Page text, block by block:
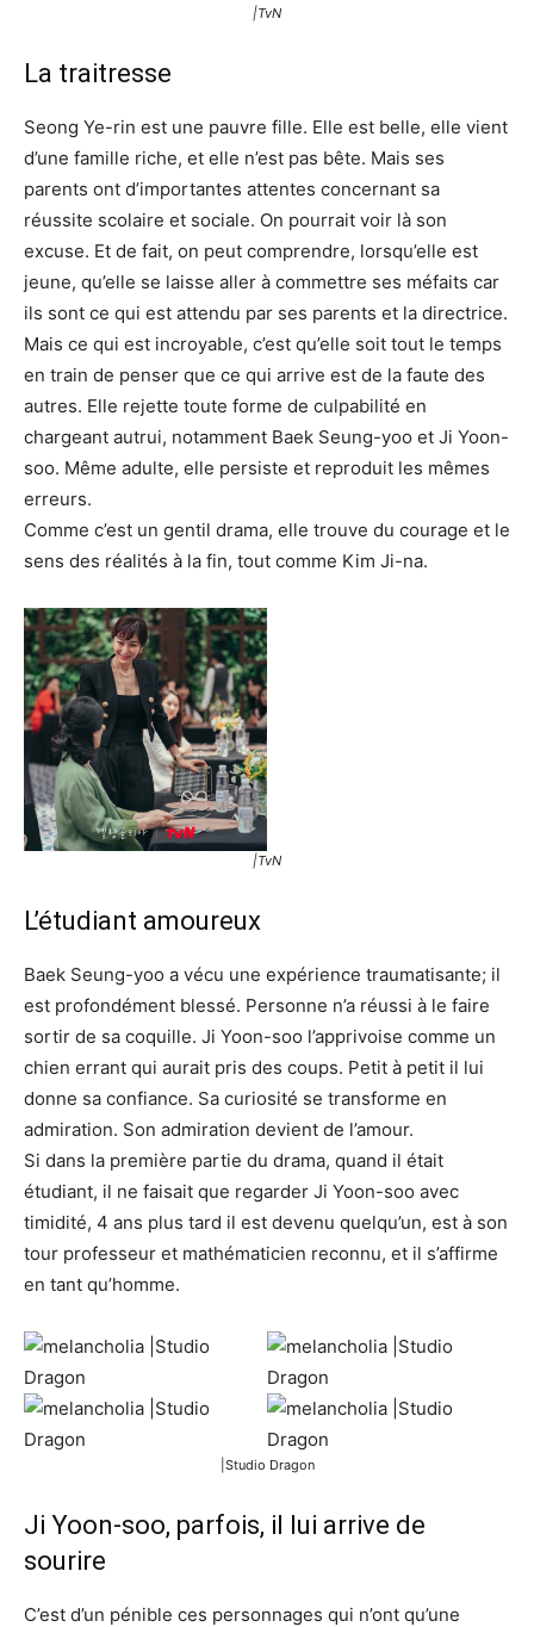
|TvN
La traitresse
Seong Ye-rin est une pauvre fille. Elle est belle, elle vient
d’une famille riche, et elle n’est pas bête. Mais ses
parents ont d’importantes attentes concernant sa
réussite scolaire et sociale. On pourrait voir là son
excuse. Et de fait, on peut comprendre, lorsqu’elle est
jeune, qu’elle se laisse aller à commettre ses méfaits car
ils sont ce qui est attendu par ses parents et la directrice.
Mais ce qui est incroyable, c’est qu’elle soit tout le temps
en train de penser que ce qui arrive est de la faute des
autres. Elle rejette toute forme de culpabilité en
chargeant autrui, notamment Baek Seung-yoo et Ji Yoon-
soo. Même adulte, elle persiste et reproduit les mêmes
erreurs.
Comme c’est un gentil drama, elle trouve du courage et le
sens des réalités à la fin, tout comme Kim Ji-na.
|TvN
L’étudiant amoureux
Baek Seung-yoo a vécu une expérience traumatisante; il
est profondément blessé. Personne n’a réussi à le faire
sortir de sa coquille. Ji Yoon-soo l’apprivoise comme un
chien errant qui aurait pris des coups. Petit à petit il lui
donne sa confiance. Sa curiosité se transforme en
admiration. Son admiration devient de l’amour.
Si dans la première partie du drama, quand il était
étudiant, il ne faisait que regarder Ji Yoon-soo avec
timidité, 4 ans plus tard il est devenu quelqu’un, est à son
tour professeur et mathématicien reconnu, et il s’affirme
en tant qu’homme.
|Studio Dragon
Ji Yoon-soo, parfois, il lui arrive de
sourire
C’est d’un pénible ces personnages qui n’ont qu’une